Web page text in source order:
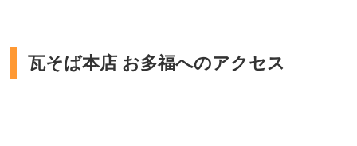
瓦そば本店 お多福へのアクセス